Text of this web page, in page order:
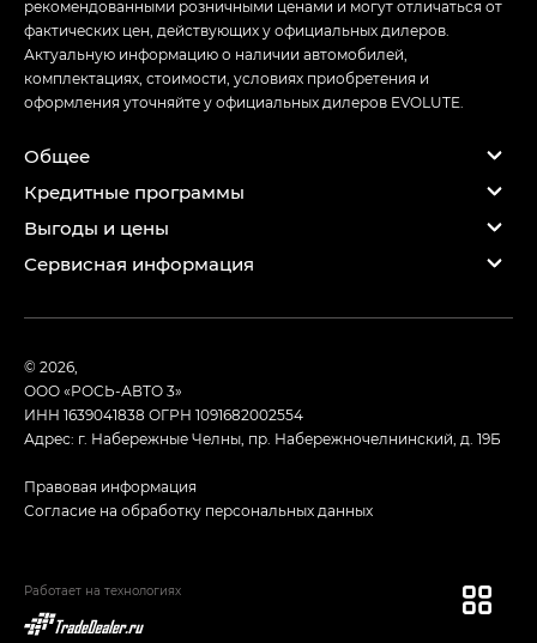
рекомендованными розничными ценами и могут отличаться от
фактических цен, действующих у официальных дилеров.
Актуальную информацию о наличии автомобилей,
комплектациях, стоимости, условиях приобретения и
оформления уточняйте у официальных дилеров EVOLUTE.
Общее
Кредитные программы
Выгоды и цены
Сервисная информация
© 2026,
ООО «РОСЬ-АВТО 3»
ИНН 1639041838 ОГРН 1091682002554
Адрес: г. Набережные Челны, пр. Набережночелнинский, д. 19Б
Правовая информация
Согласие на обработку персональных данных
Работает на технологиях